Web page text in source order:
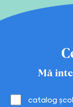
Mă
catalog